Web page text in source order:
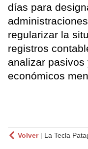
días para
regularizar la
registros
analizar
económicos
Volver| La Tecla